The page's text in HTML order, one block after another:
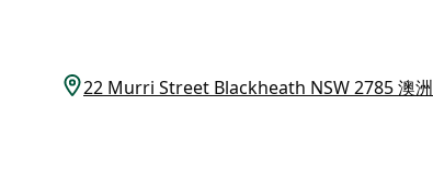
22 Murri Street Blackheath NSW 2785 澳洲